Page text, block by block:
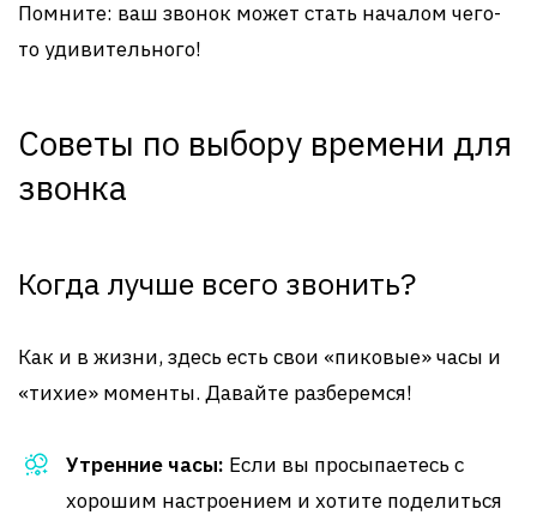
Помните: ваш звонок может стать началом чего-
то удивительного!
Советы по выбору времени для
звонка
Когда лучше всего звонить?
Как и в жизни, здесь есть свои «пиковые» часы и
«тихие» моменты. Давайте разберемся!
Утренние часы: Если вы просыпаетесь с
хорошим настроением и хотите поделиться